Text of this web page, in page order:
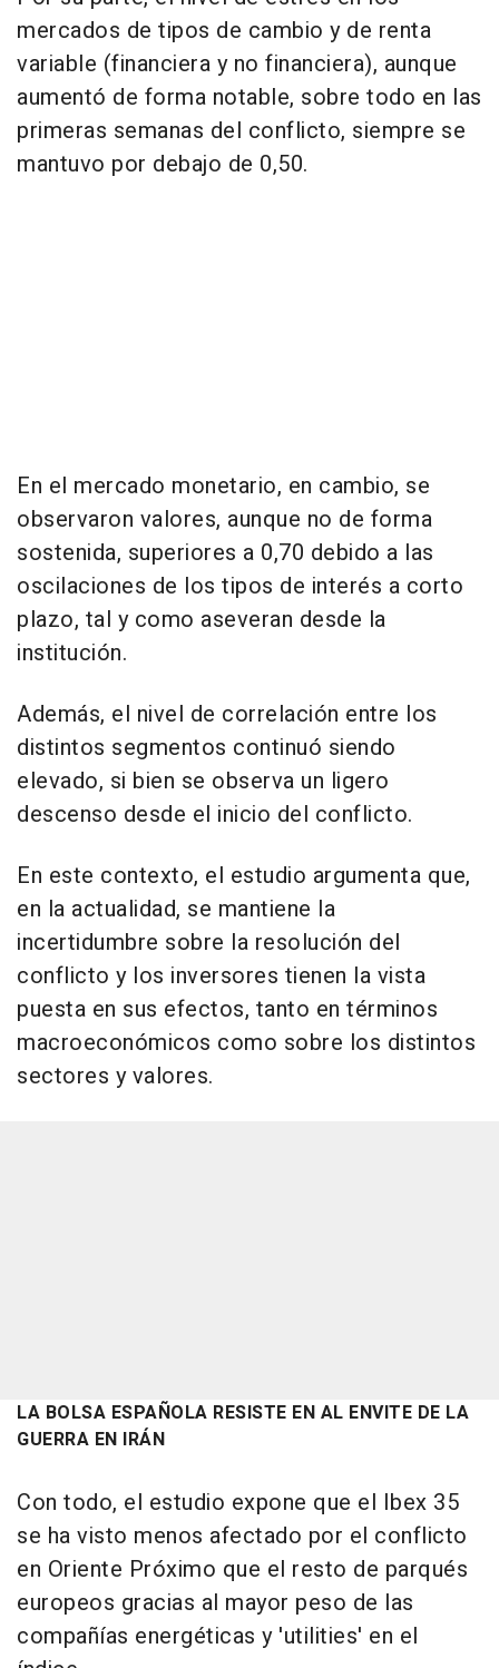
mercados de tipos de cambio y de renta
variable (financiera y no financiera), aunque
aumentó de forma notable, sobre todo en las
primeras semanas del conflicto, siempre se
mantuvo por debajo de 0,50.
En el mercado monetario, en cambio, se
observaron valores, aunque no de forma
sostenida, superiores a 0,70 debido a las
oscilaciones de los tipos de interés a corto
plazo, tal y como aseveran desde la
institución.
Además, el nivel de correlación entre los
distintos segmentos continuó siendo
elevado, si bien se observa un ligero
descenso desde el inicio del conflicto.
En este contexto, el estudio argumenta que,
en la actualidad, se mantiene la
incertidumbre sobre la resolución del
conflicto y los inversores tienen la vista
puesta en sus efectos, tanto en términos
macroeconómicos como sobre los distintos
sectores y valores.
LA BOLSA ESPAÑOLA RESISTE EN AL ENVITE DE LA
GUERRA EN IRÁN
Con todo, el estudio expone que el Ibex 35
se ha visto menos afectado por el conflicto
en Oriente Próximo que el resto de parqués
europeos gracias al mayor peso de las
compañías energéticas y 'utilities' en el